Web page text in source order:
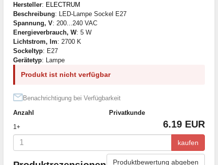
Hersteller: ELECTRUM
Beschreibung: LED-Lampe Sockel E27
Spannung, V: 200...240 VAC
Energieverbrauch, W: 5 W
Lichtstrom, lm: 2700 K
Sockeltyp: E27
Gerätetyp: Lampe
Produkt ist nicht verfügbar
Benachrichtigung bei Verfügbarkeit
Anzahl
Privatkunde
1+
6.19 EUR
kaufen
Produktbewertung abgeben